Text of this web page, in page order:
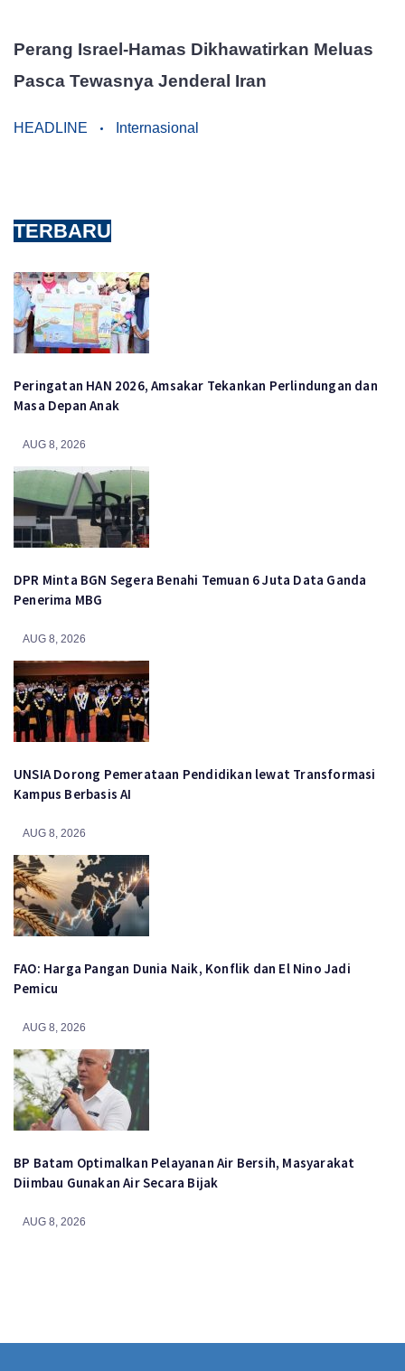
Perang Israel-Hamas Dikhawatirkan Meluas
Pasca Tewasnya Jenderal Iran
HEADLINE Internasional
TERBARU
Peringatan HAN 2026, Amsakar Tekankan Perlindungan dan
Masa Depan Anak
AUG 8, 2026
DPR Minta BGN Segera Benahi Temuan 6 Juta Data Ganda
Penerima MBG
AUG 8, 2026
UNSIA Dorong Pemerataan Pendidikan lewat Transformasi
Kampus Berbasis AI
AUG 8, 2026
FAO: Harga Pangan Dunia Naik, Konflik dan El Nino Jadi
Pemicu
AUG 8, 2026
BP Batam Optimalkan Pelayanan Air Bersih, Masyarakat
Diimbau Gunakan Air Secara Bijak
AUG 8, 2026